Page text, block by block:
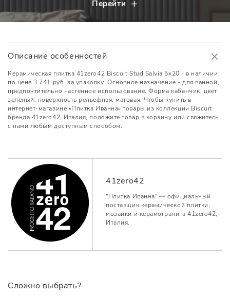
Перейти
Описание особенностей
Керамическая плитка 41zero42 Biscuit Stud Salvia 5x20 - в наличии
по цене 3 741 руб. за упаковку. Основное назначение - для ванной,
предпочтительно настенное использование. Форма кабанчик, цвет
зеленый, поверхность рельефная, матовая. Чтобы купить в
интернет-магазине «Плитка Иванна» товары из коллекции Biscuit
бренда 41zero42, Италия, положите товар в корзину или свяжитесь
с нами любым доступным способом.
41zero42
"Плитка Иванна" — официальный
поставщик керамической плитки,
мозаики и керамогранита 41zero42,
Италия.
Сложно выбрать?